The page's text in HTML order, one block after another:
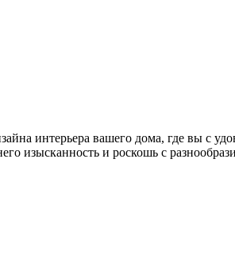
интерьера вашего дома, где вы с
изысканность и роскошь с